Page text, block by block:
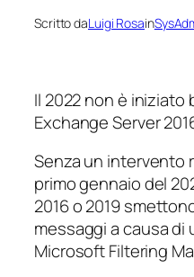
Scritto daLuigi Rosain
Il 2022 non è
Exchange Server
Senza un intervento
primo gennaio del
2016 o 2019
messaggi a causa di
Microsoft Filtering